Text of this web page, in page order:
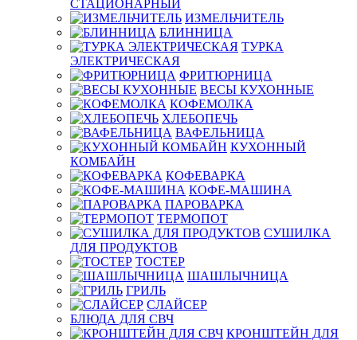
СТАЦИОНАРНЫЙ
ИЗМЕЛЬЧИТЕЛЬ
БЛИННИЦА
ТУРКА
ЭЛЕКТРИЧЕСКАЯ
ФРИТЮРНИЦА
ВЕСЫ КУХОННЫЕ
КОФЕМОЛКА
ХЛЕБОПЕЧЬ
ВАФЕЛЬНИЦА
КУХОННЫЙ
КОМБАЙН
КОФЕВАРКА
КОФЕ-МАШИНА
ПАРОВАРКА
ТЕРМОПОТ
СУШИЛКА
ДЛЯ ПРОДУКТОВ
ТОСТЕР
ШАШЛЫЧНИЦА
ГРИЛЬ
СЛАЙСЕР
БЛЮДА ДЛЯ СВЧ
КРОНШТЕЙН ДЛЯ